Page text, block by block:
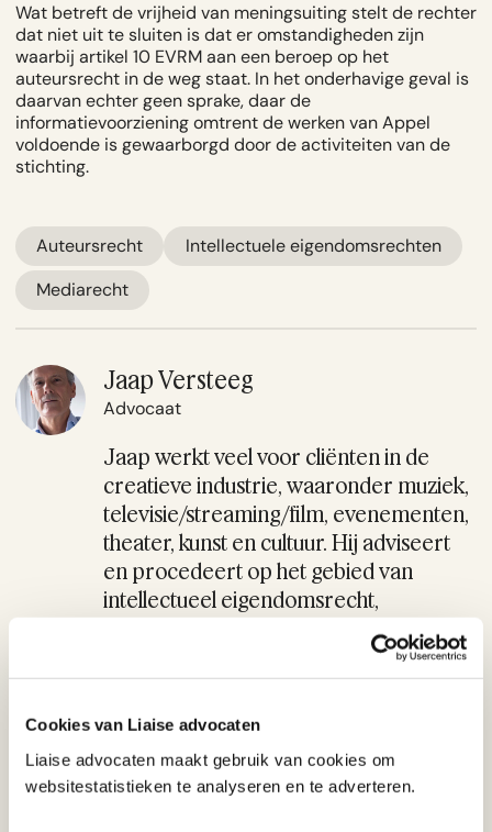
Cookies van Liaise advocaten
Liaise advocaten maakt gebruik van cookies om
websitestatistieken te analyseren en te adverteren.
Wat betreft devrijheid van meningsuitingstelt de rechter
dat niet uit te sluiten is dat er omstandigheden zijn
waarbij artikel 10 EVRM aan een beroep op het
auteursrecht in de weg staat. In het onderhavige geval is
daarvan echter geen sprake, daar de
informatievoorziening omtrent de werken van Appel
voldoende is gewaarborgd door de activiteiten van de
stichting.
Auteursrecht
Intellectuele eigendomsrechten
Mediarecht
Jaap Versteeg
Advocaat
Jaap werkt veel voor cliënten in de
creatieve industrie, waaronder muziek,
televisie/streaming/film, evenementen,
theater, kunst en cultuur. Hij adviseert
en procedeert op het gebied van
intellectueel eigendomsrecht,
muziekrecht, onrechtmatige publicaties,
contractenrecht en arbeidsrecht.
Profiel
020 675 88 21
versteeg@liaiseadvocaten.nl